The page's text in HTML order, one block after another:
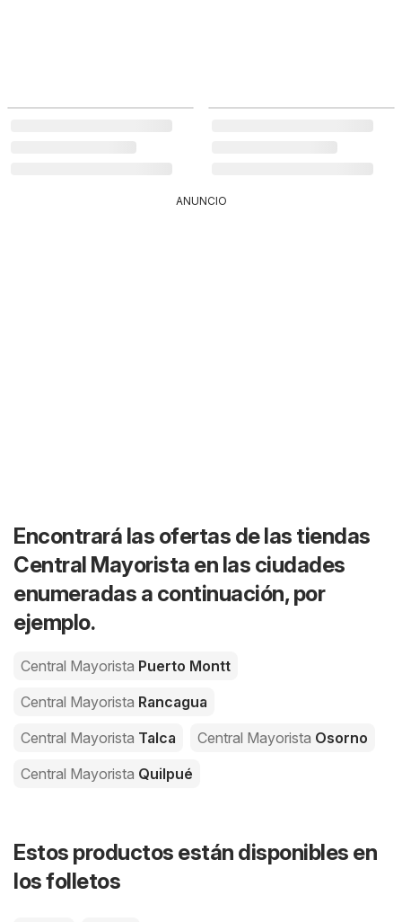
ANUNCIO
Encontrará las ofertas de las tiendas
Central Mayorista en las ciudades
enumeradas a continuación, por
ejemplo.
Central Mayorista Puerto Montt
Central Mayorista Rancagua
Central Mayorista Talca Central Mayorista Osorno
Central Mayorista Quilpué
Estos productos están disponibles en
los folletos